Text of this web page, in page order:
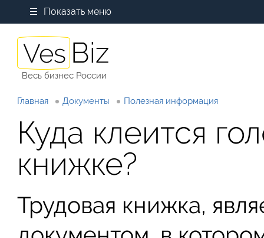
Показать меню
Весь бизнес России
Главная Документы Полезная информация
Куда клеится
книжке?
Трудовая книжка,